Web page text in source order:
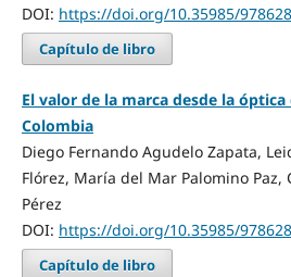
DOI: https://doi.org/10.35985/
Capítulo de libro
El valor de la marca desde la
Colombia
Diego Fernando Agudelo Zapata,
Flórez, María del Mar Palomino
Pérez
DOI: https://doi.org/10.35985/
Capítulo de libro